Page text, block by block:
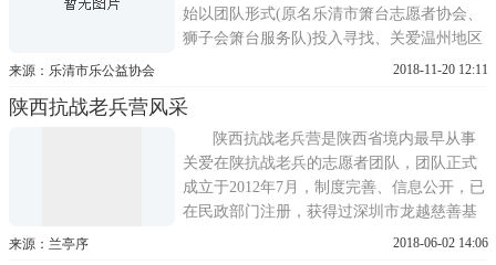
始以团队形式(原名乐清市箫台志愿者协会、
狮子会箫台服务队)投入寻找、关爱温州地区
抗战老兵、关爱自闭症儿童等公益活动。协
童、助学等项目。协会现有会员50多人，义
工200多名，成员主要为乐清地区热心公益事
业的的社会各界爱心
来源：乐清市乐公益协会 2018-11-20 12:11
陕西抗战老兵营风采
陕西抗战老兵营是陕西省境内最早从事
关爱在陕抗战老兵的志愿者团队，团队正式
成立于2012年7月，制度完善、信息公开，已
在民政部门注册，获得过深圳市龙越慈善基
金会的部分资金支持。陕西抗战老兵营的活
来源：兰亭序 2018-06-02 14:06